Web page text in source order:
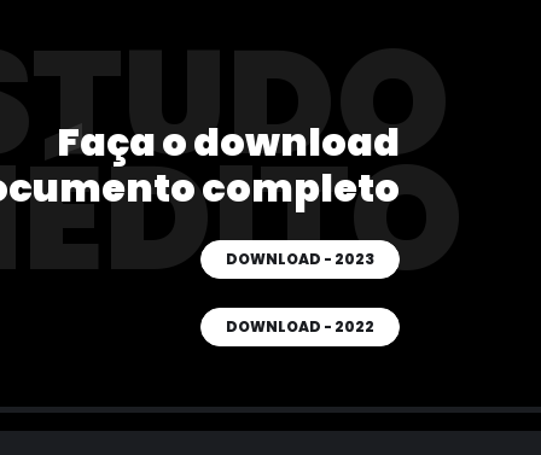
Faça o download
completo
DOWNLOAD - 2023
DOWNLOAD - 2022